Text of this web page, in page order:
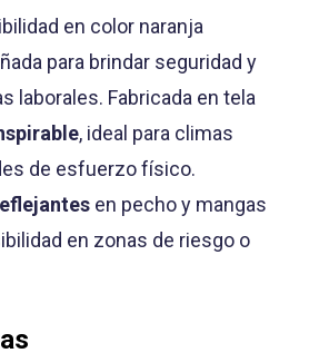
en color naranja
para brindar seguridad y
laborales. Fabricada en tela
, ideal para climas
de esfuerzo físico.
en pecho y mangas
en zonas de riesgo o